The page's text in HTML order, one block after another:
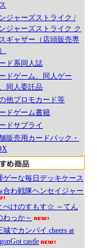
ジャーズストライク /
ジャーズストライク ク
ギャザー（店頭販売専
ド系同人誌
ドゲーム、同人ゲー
同人委託品
他プロモカード等
ドゲーム書籍
ドサプライ
販売用カードパック・
ゲーな毎日デッキケース
合わ戦隊ヘンセイジャー
ぺけのすもす☆ ～てん
わっか～
城でカンパイ cheers at
castle